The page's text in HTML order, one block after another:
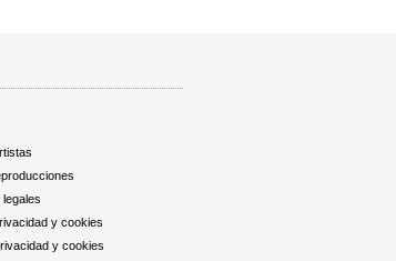
y cookies
y cookies